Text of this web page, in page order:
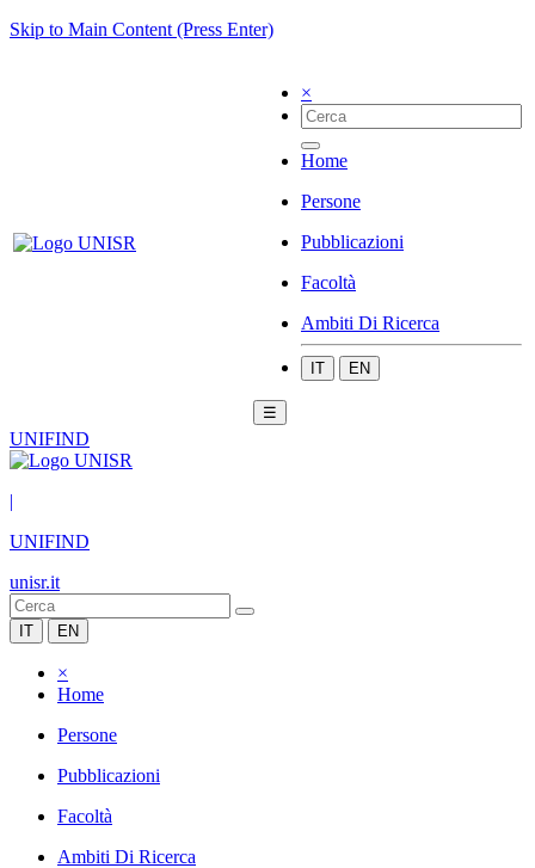
Skip to Main Content (Press Enter)
×
Home
Persone
Pubblicazioni
Facoltà
Ambiti Di Ricerca
IT EN
☰
UNIFIND
|
UNIFIND
unisr.it
IT EN
×
Home
Persone
Pubblicazioni
Facoltà
Ambiti Di Ricerca